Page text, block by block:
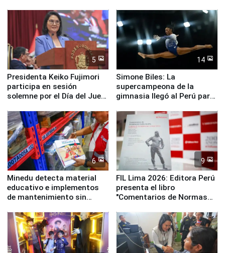
5
Presidenta Keiko Fujimori
participa en sesión
solemne por el Día del Juez
14
Simone Biles: La
supercampeona de la
gimnasia llegó al Perú para
Panamericanos Lima 2027
6
Minedu detecta material
educativo e implementos
de mantenimiento sin
la UGEL 2
9
FIL Lima 2026: Editora Perú
presenta el libro
"Comentarios de Normas
Derecho Colectivo"